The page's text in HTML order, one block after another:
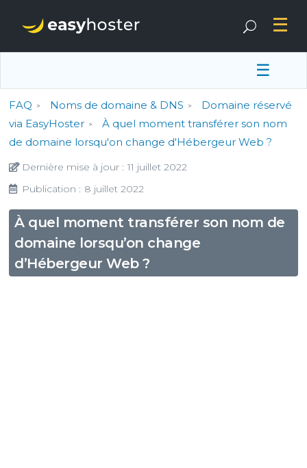
☰
FAQ Noms de domaine & DNS
Domaine réservé
via EasyHoster
À quel moment transférer son nom
de domaine lorsqu'on change d'Hébergeur Web ?
Dernière mise à jour : 11 juillet 2022
Publication : 8 juillet 2022
À quel moment transférer son nom de
domaine lorsqu’on change
d’Hébergeur Web ?